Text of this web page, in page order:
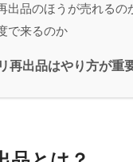
出品のほうが売れるの
で来るのか
再出品はやり方が重